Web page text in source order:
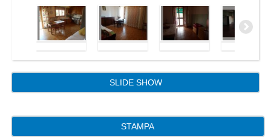
SLIDE SHOW
STAMPA